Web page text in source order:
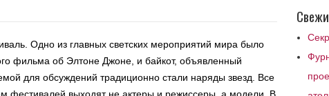
Одно из главных светских мероприятий мира было
фильма об Элтоне Джоне, и байкот, объявленный
для обсуждений традиционно стали наряды звезд. Все